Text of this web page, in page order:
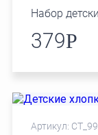
Набор
379Р
Артикул: